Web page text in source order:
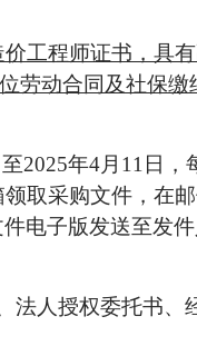
工程师证书，具
劳动合同及社保缴
2025年4月11日，
取采购文件，在
电子版发送至发件
人授权委托书、